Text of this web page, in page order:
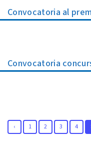
Convocatoria al
Convocatoria
‹ 1 2 3 4